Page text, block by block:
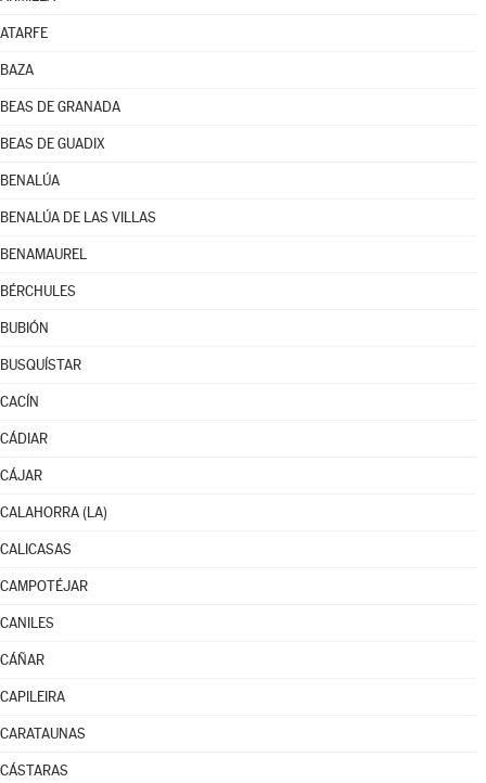
ATARFE
BAZA
BEAS DE GRANADA
BEAS DE GUADIX
BENALÚA
BENALÚA DE LAS VILLAS
BENAMAUREL
BÉRCHULES
BUBIÓN
BUSQUÍSTAR
CACÍN
CÁDIAR
CÁJAR
CALAHORRA (LA)
CALICASAS
CAMPOTÉJAR
CANILES
CÁÑAR
CAPILEIRA
CARATAUNAS
CÁSTARAS